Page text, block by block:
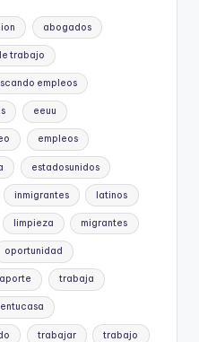
abogados
trabajo
empleos
eeuu
empleos
estadosunidos
inmigrantes latinos
limpieza migrantes
oportunidad
trabaja
trabajar trabajo